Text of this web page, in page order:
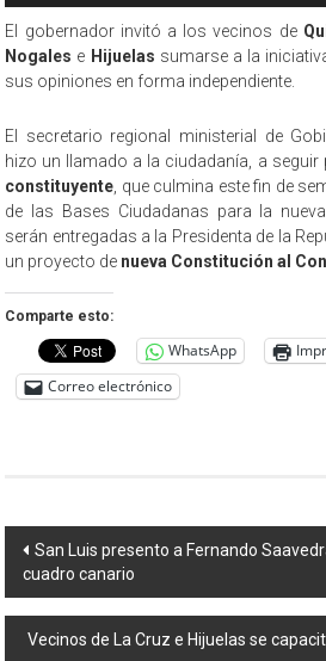
audio
El gobernador invitó a los vecinos de
Nogales e Hijuelas sumarse a la
sus opiniones en forma independiente.
El secretario regional ministerial de
hizo un llamado a la ciudadanía, a seguir
constituyente , que culmina este fin de
de las Bases Ciudadanas para la nueva
serán entregadas a la Presidenta de la
un proyecto de nueva Constitución al
Comparte esto:
WhatsApp
Correo electrónico
Navegación
de
entradas
San Luis presento a Fernando
cuadro canario
Vecinos de La Cruz e Hijuelas se